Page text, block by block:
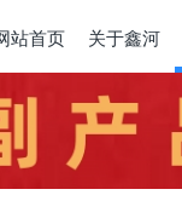
站首页 关于鑫河